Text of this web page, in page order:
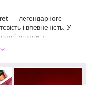
— легендарного
і впевненість. У
товари з
був наповнений
спокусливі, з